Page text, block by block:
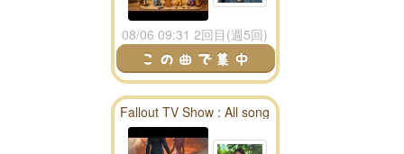
08/06 09:31 2回目(週5回)
Fallout TV Show : All song
season 1 playlist - fallout
radio